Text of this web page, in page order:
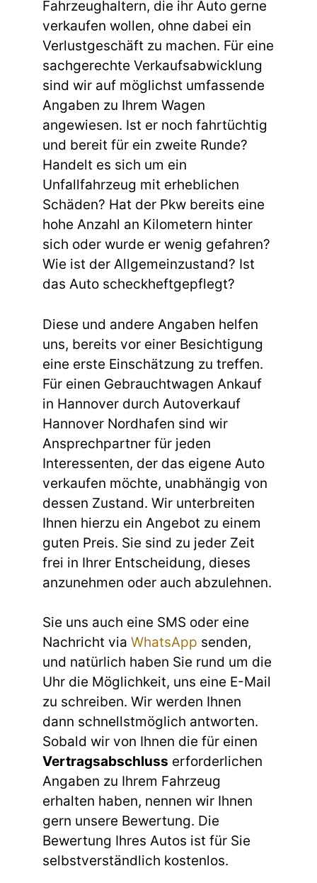
Fahrzeughaltern, die ihr Auto gerne
verkaufen wollen, ohne dabei ein
Verlustgeschäft zu machen. Für eine
sachgerechte Verkaufsabwicklung
sind wir auf möglichst umfassende
Angaben zu Ihrem Wagen
angewiesen. Ist er noch fahrtüchtig
und bereit für ein zweite Runde?
Handelt es sich um ein
Unfallfahrzeug mit erheblichen
Schäden? Hat der Pkw bereits eine
hohe Anzahl an Kilometern hinter
sich oder wurde er wenig gefahren?
Wie ist der Allgemeinzustand? Ist
das Auto scheckheftgepflegt?
Diese und andere Angaben helfen
uns, bereits vor einer Besichtigung
eine erste Einschätzung zu treffen.
Für einen Gebrauchtwagen Ankauf
in Hannover durch Autoverkauf
Hannover Nordhafen sind wir
Ansprechpartner für jeden
Interessenten, der das eigene Auto
verkaufen möchte, unabhängig von
dessen Zustand. Wir unterbreiten
Ihnen hierzu ein Angebot zu einem
guten Preis. Sie sind zu jeder Zeit
frei in Ihrer Entscheidung, dieses
anzunehmen oder auch abzulehnen.
Sie uns auch eine SMS oder eine
Nachricht via WhatsApp senden,
und natürlich haben Sie rund um die
Uhr die Möglichkeit, uns eine E-Mail
zu schreiben. Wir werden Ihnen
dann schnellstmöglich antworten.
Sobald wir von Ihnen die für einen
Vertragsabschluss erforderlichen
Angaben zu Ihrem Fahrzeug
erhalten haben, nennen wir Ihnen
gern unsere Bewertung. Die
Bewertung Ihres Autos ist für Sie
selbstverständlich kostenlos.